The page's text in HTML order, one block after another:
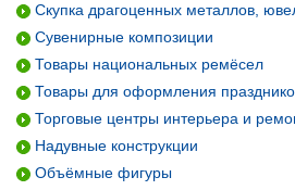
Скупка драгоценных металлов,
Сувенирные композиции
Товары национальных ремёсел
Товары для оформления
Торговые центры интерьера и
Надувные конструкции
Объёмные фигуры